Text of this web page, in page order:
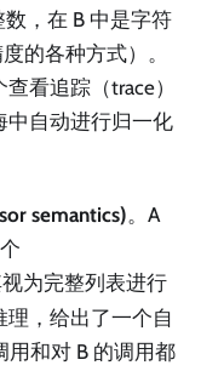
，在 B 中是字符
的各种方式）。
看追踪（trace）
中自动进行归一化
semantics)。A
为完整列表进行
，给出了一个自
用和对 B 的调用都